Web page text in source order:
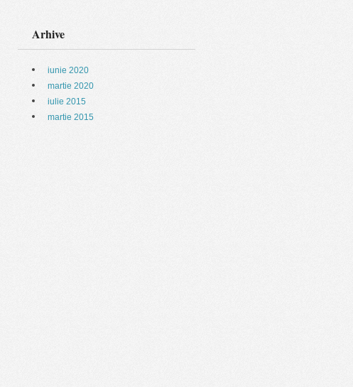
Arhive
iunie 2020
martie 2020
iulie 2015
martie 2015